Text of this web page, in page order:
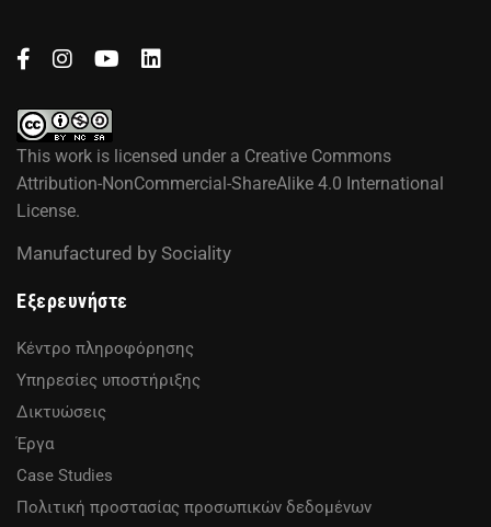
This work is licensed under a Creative Commons
Attribution-NonCommercial-ShareAlike 4.0 International
License.
Manufactured by Sociality
Εξερευνήστε
Κέντρο πληροφόρησης
Υπηρεσίες υποστήριξης
Δικτυώσεις
Έργα
Case Studies
Πολιτική προστασίας προσωπικών δεδομένων